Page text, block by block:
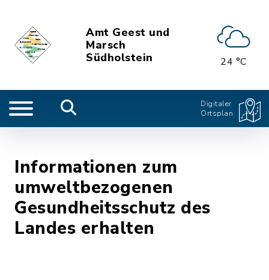
Amt Geest und
Marsch
Südholstein
24 °C
Digitaler
Ortsplan
Informationen zum
umweltbezogenen
Gesundheitsschutz des
Landes erhalten